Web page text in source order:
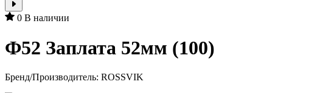
0 В наличии
Ф52 Заплата 52мм (100)
Бренд/Производитель: ROSSVIK